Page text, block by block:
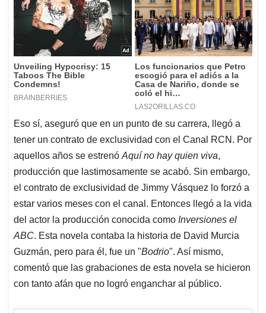
Eso sí, aseguró que en un punto de su carrera, llegó a
tener un contrato de exclusividad con el Canal RCN. Por
aquellos años se estrenó Aquí no hay quien viva,
producción que lastimosamente se acabó. Sin embargo,
el contrato de exclusividad de Jimmy Vásquez lo forzó a
estar varios meses con el canal. Entonces llegó a la vida
del actor la producción conocida como Inversiones el
ABC. Esta novela contaba la historia de David Murcia
Guzmán, pero para él, fue un "Bodrio". Así mismo,
comentó que las grabaciones de esta novela se hicieron
con tanto afán que no logró enganchar al público.